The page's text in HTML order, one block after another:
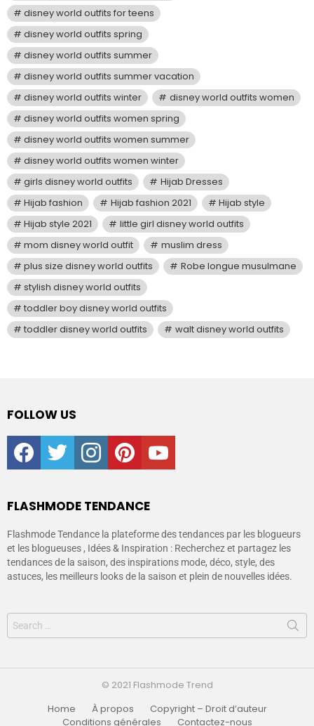
disney world outfits for teens
disney world outfits spring
disney world outfits summer
disney world outfits summer vacation
disney world outfits winter
disney world outfits women
disney world outfits women spring
disney world outfits women summer
disney world outfits women winter
girls disney world outfits
Hijab Dresses
Hijab fashion
Hijab fashion 2021
Hijab style
Hijab style 2021
little girl disney world outfits
mom disney world outfit
muslim dress
plus size disney world outfits
Robe longue musulmane
stylish disney world outfits
toddler boy disney world outfits
toddler disney world outfits
walt disney world outfits
FOLLOW US
facebooktwitter instagrampinterestyoutube
FLASHMODE TENDANCE
Flashmode Tendance la plateforme des tendances par les blogueurs
et les blogueuses , Idées & Inspiration : Recherchez et partagez les
tendances de la saison, des inspirations mode, déco, style, des
astuces, les meilleurs looks de la saison et plein de nouvelles idées.
© 2021 Flashmode Trend
Home
À propos
Copyright – Droit d’auteur
Conditions générales
Contactez-nous